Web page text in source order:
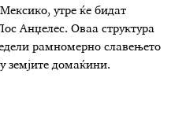
утре ќе бидат
Анџелес. Оваа структура
рамномерно славењето
земјите домаќини.